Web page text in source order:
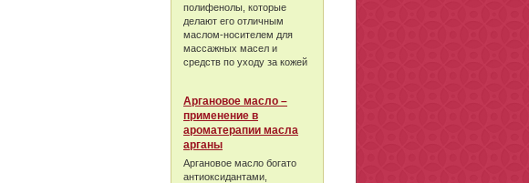
полифенолы, которые
делают его отличным
маслом-носителем для
массажных масел и
средств по уходу за кожей
Аргановое масло –
применение в
ароматерапии масла
арганы
Аргановое масло богато
антиоксидантами,